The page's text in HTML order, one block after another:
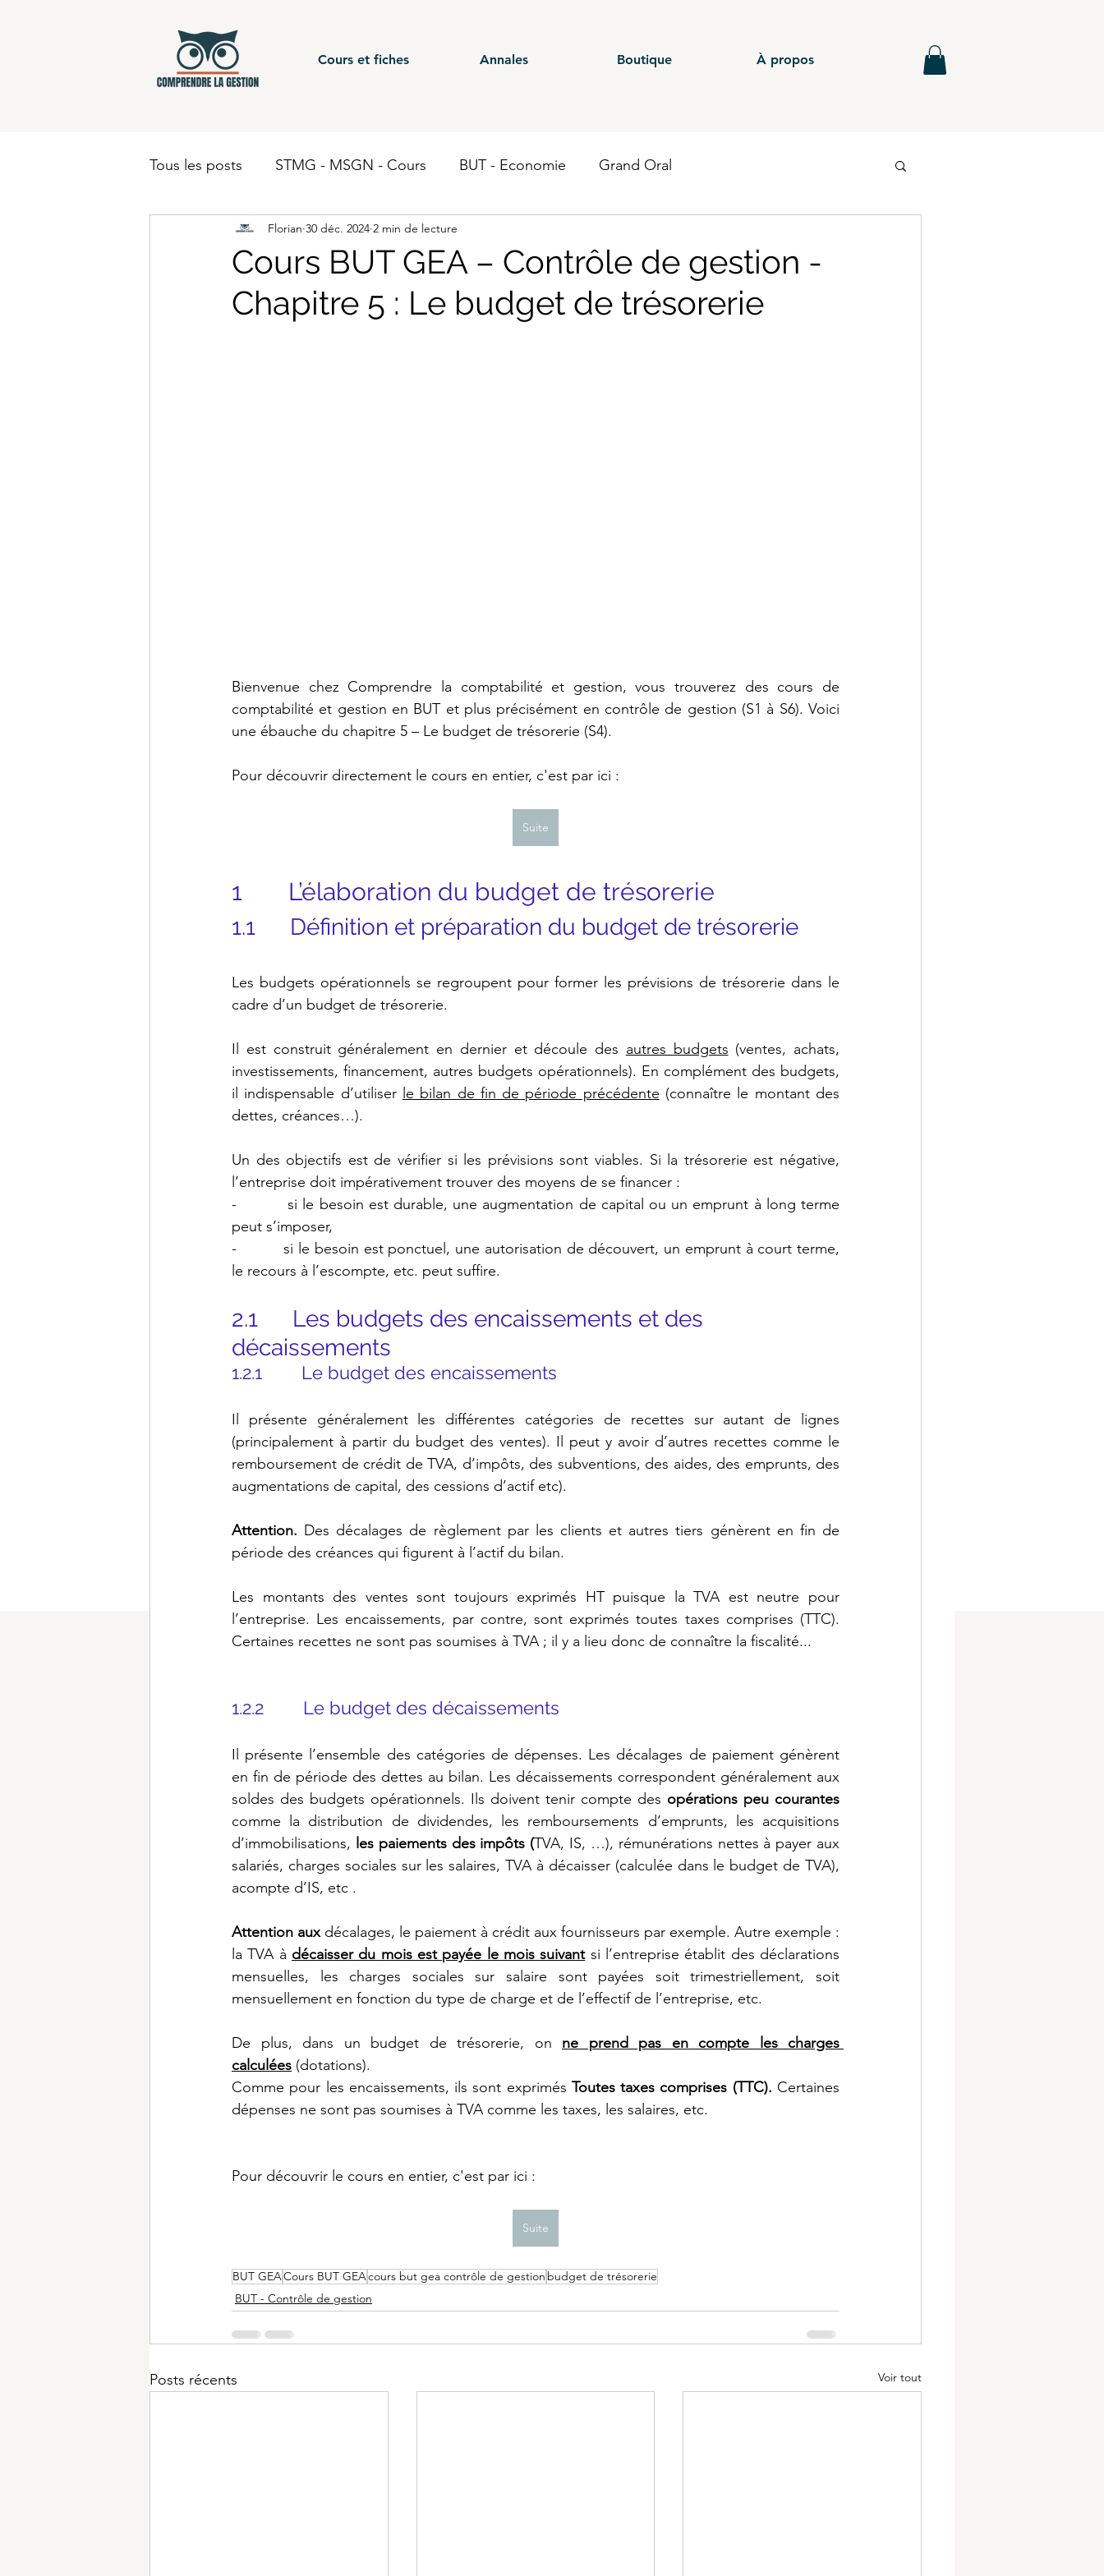
Cours et fiches Annales Boutique À propos
Tous les posts STMG - MSGN - Cours BUT - Economie Grand Oral
STMG - Gestion Finance - cours BTS - P1
BUT - Comptabilité BTS CG - Annales BUT - Droit fiscal BTS - P6 STMG - Annales
Cours BUT GEA – Contrôle de gestion -
Chapitre 5 : Le budget de trésorerie
Florian 30 déc. 2024 2 min de lecture
Bienvenue chez Comprendre la comptabilité et gestion, vous trouverez des cours de
comptabilité et gestion en BUT et plus précisément en contrôle de gestion (S1 à S6). Voici
une ébauche du chapitre 5 – Le budget de trésorerie (S4).
Pour découvrir directement le cours en entier, c'est par ici :
Suite
1       L’élaboration du budget de trésorerie
1.1      Définition et préparation du budget de trésorerie
Les budgets opérationnels se regroupent pour former les prévisions de trésorerie dans le
cadre d’un budget de trésorerie.
Il est construit généralement en dernier et découle des autres budgets (ventes, achats,
investissements, financement, autres budgets opérationnels). En complément des budgets,
il indispensable d’utiliser le bilan de fin de période précédente (connaître le montant des
dettes, créances…).
Un des objectifs est de vérifier si les prévisions sont viables. Si la trésorerie est négative,
l’entreprise doit impérativement trouver des moyens de se financer :
-          si le besoin est durable, une augmentation de capital ou un emprunt à long terme
peut s’imposer,
-          si le besoin est ponctuel, une autorisation de découvert, un emprunt à court terme,
le recours à l’escompte, etc. peut suffire.
2.1      Les budgets des encaissements et des
décaissements
1.2.1        Le budget des encaissements
Il présente généralement les différentes catégories de recettes sur autant de lignes
(principalement à partir du budget des ventes). Il peut y avoir d’autres recettes comme le
remboursement de crédit de TVA, d’impôts, des subventions, des aides, des emprunts, des
augmentations de capital, des cessions d’actif etc).
Attention. Des décalages de règlement par les clients et autres tiers génèrent en fin de
période des créances qui figurent à l’actif du bilan.
Les montants des ventes sont toujours exprimés HT puisque la TVA est neutre pour
l’entreprise. Les encaissements, par contre, sont exprimés toutes taxes comprises (TTC).
Certaines recettes ne sont pas soumises à TVA ; il y a lieu donc de connaître la fiscalité...
1.2.2        Le budget des décaissements
Il présente l’ensemble des catégories de dépenses. Les décalages de paiement génèrent
en fin de période des dettes au bilan. Les décaissements correspondent généralement aux
soldes des budgets opérationnels. Ils doivent tenir compte des
comme la distribution de dividendes, les remboursements d’emprunts, les acquisitions
d’immobilisations, les paiements des impôts (TVA, IS, …), rémunérations nettes à payer aux
salariés, charges sociales sur les salaires, TVA à décaisser (calculée dans le budget de TVA),
acompte d’IS, etc .
Attention aux décalages, le paiement à crédit aux fournisseurs par exemple. Autre exemple :
la TVA à décaisser du mois est payée le mois suivant si l’entreprise établit des déclarations
mensuelles, les charges sociales sur salaire sont payées soit trimestriellement, soit
mensuellement en fonction du type de charge et de l’effectif de l’entreprise, etc.
De plus, dans un budget de trésorerie, on ne prend pas en compte les charges
calculées (dotations).
Comme pour les encaissements, ils sont exprimés Toutes taxes comprises (TTC). Certaines
dépenses ne sont pas soumises à TVA comme les taxes, les salaires, etc.
Pour découvrir le cours en entier, c'est par ici :
Suite
BUT GEACours BUT GEAcours but gea contrôle de gestion budget de trésorerie
BUT - Contrôle de gestion
Posts récents Voir tout